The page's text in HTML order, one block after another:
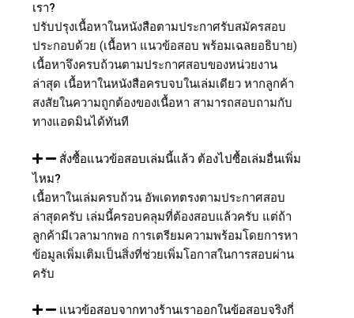
เรา?
ปรับปรุงเนื้อหาในหนังสือตามประกาศรับสมัครสอบ
ประกอบด้วย (เนื้อหา แนวข้อสอบ พร้อมเฉลยอธิบาย)
เนื้อหาจึงครบถ้วนตามประกาศสอบของหน่วยงาน
ล่าสุด เนื้อหาในหนังสือครบจบในเล่มเดียว หากลูกค้า
สงสัยในความถูกต้องของเนื้อหา สามารถสอบถามกับ
ทางแอดมินได้ทันที
สั่งซื้อแนวข้อสอบเล่มนี้แล้ว ต้องไปซื้อเล่มอื่นเพิ่ม
ไหม?
เนื้อหาในเล่มครบถ้วน อัพเดทตรงตามประกาศสอบ
ล่าสุดครับ เล่มนี้ครอบคลุมที่ต้องสอบแล้วครับ แต่ถ้า
ลูกค้ามีเวลามากพอ การเตรียมความพร้อมโดยการหา
ข้อมูลเพิ่มเติมเป็นสิ่งที่ช่วยเพิ่มโอกาสในการสอบผ่าน
ครับ
แนวข้อสอบจากทางร้านเราออกในข้อสอบจริงกี่